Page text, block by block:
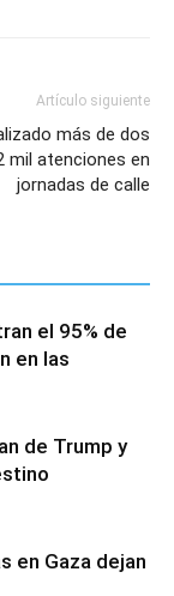
Artículo siguiente
más de dos
mil atenciones en
jornadas de calle
el 95% de
en las
de Trump y
en Gaza dejan